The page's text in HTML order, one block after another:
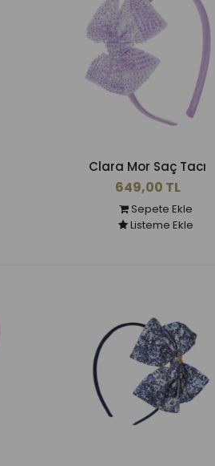
Clara Mor Saç Tacı
649,00 TL
Sepete Ekle
Listeme Ekle